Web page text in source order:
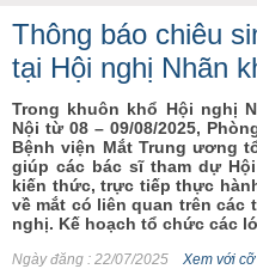
Thông báo chiêu
tại Hội nghị Nhãn
Trong khuôn khổ Hội nghị
Nội từ 08 – 09/08/2025,
Bệnh viện Mắt Trung ương
giúp các bác sĩ tham dự
kiến thức, trực tiếp thực
về mắt có liên quan trên các
nghị. Kế hoạch tổ chức các
Ngày đăng : 22/07/2025 Xem với